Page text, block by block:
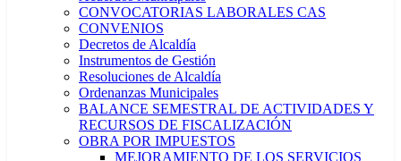
CONVOCATORIAS LABORALES CAS
CONVENIOS
Decretos de Alcaldía
Instrumentos de Gestión
Resoluciones de Alcaldía
Ordenanzas Municipales
BALANCE SEMESTRAL DE ACTIVIDADES Y
RECURSOS DE FISCALIZACIÓN
OBRA POR IMPUESTOS
MEJORAMIENTO DE LOS SERVICIOS